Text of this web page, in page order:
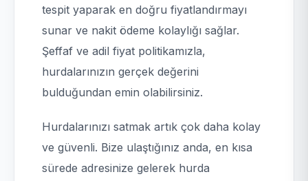
tespit yaparak en doğru fiyatlandırmayı
sunar ve nakit ödeme kolaylığı sağlar.
Şeffaf ve adil fiyat politikamızla,
hurdalarınızın gerçek değerini
bulduğundan emin olabilirsiniz.
Hurdalarınızı satmak artık çok daha kolay
ve güvenli. Bize ulaştığınız anda, en kısa
sürede adresinize gelerek hurda